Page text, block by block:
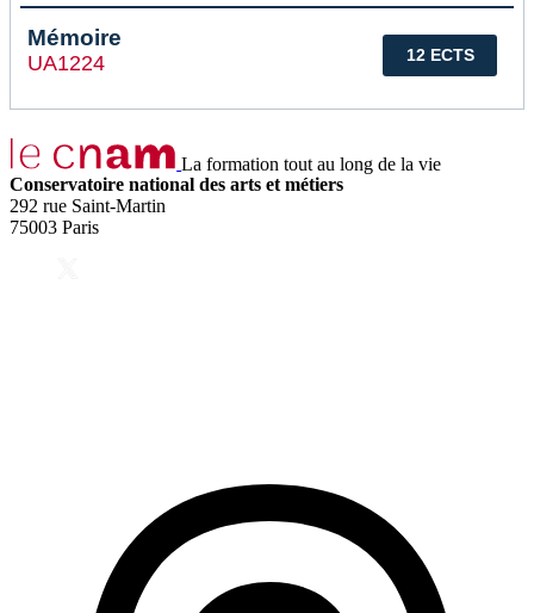
12 ECTS
Mémoire
UA1224
La formation tout au long de la vie
Conservatoire national des arts et métiers
292 rue Saint-Martin
75003 Paris